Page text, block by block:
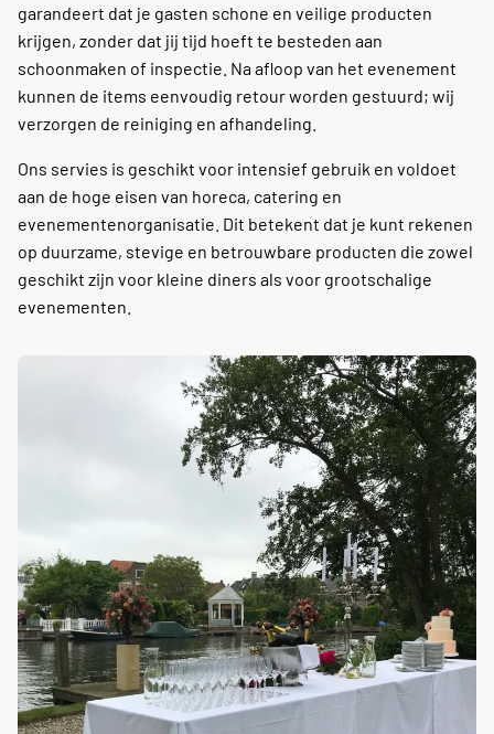
garandeert dat je gasten schone en veilige producten
krijgen, zonder dat jij tijd hoeft te besteden aan
schoonmaken of inspectie. Na afloop van het evenement
kunnen de items eenvoudig retour worden gestuurd; wij
verzorgen de reiniging en afhandeling.
Ons servies is geschikt voor intensief gebruik en voldoet
aan de hoge eisen van horeca, catering en
evenementenorganisatie. Dit betekent dat je kunt rekenen
op duurzame, stevige en betrouwbare producten die zowel
geschikt zijn voor kleine diners als voor grootschalige
evenementen.